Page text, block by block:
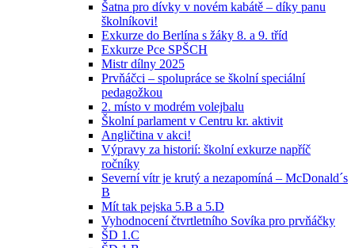
Šatna pro dívky v novém kabátě – díky panu
školníkovi!
Exkurze do Berlína s žáky 8. a 9. tříd
Exkurze Pce SPŠCH
Mistr dílny 2025
Prvňáčci – spolupráce se školní speciální
pedagožkou
2. místo v modrém volejbalu
Školní parlament v Centru kr. aktivit
Angličtina v akci!
Výpravy za historií: školní exkurze napříč
ročníky
Severní vítr je krutý a nezapomíná – McDonald´s
B
Mít tak pejska 5.B a 5.D
Vyhodnocení čtvrtletního Sovíka pro prvňáčky
ŠD 1.C